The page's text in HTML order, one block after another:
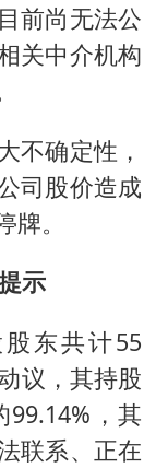
前尚无法公
关中介机构
不确定性，
司股价造成
。
示
东共计55
议，其持股
，其
联系、正在